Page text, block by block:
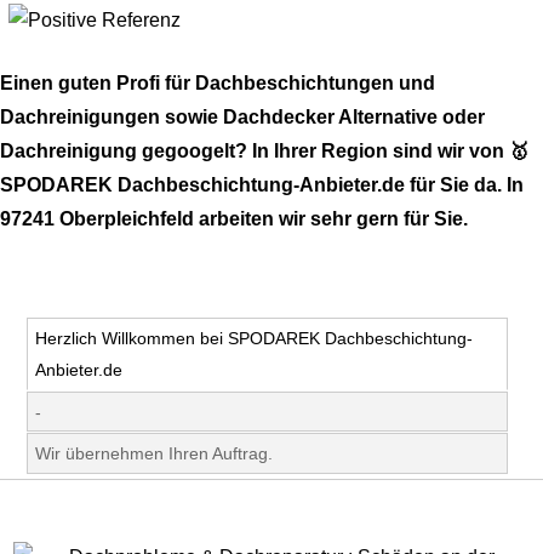
Einen guten Profi für Dachbeschichtungen und
Dachreinigungen sowie Dachdecker Alternative oder
Dachreinigung gegoogelt? In Ihrer Region sind wir von 🥇
SPODAREK Dachbeschichtung-Anbieter.de für Sie da. In
97241 Oberpleichfeld arbeiten wir sehr gern für Sie.
Herzlich Willkommen bei SPODAREK Dachbeschichtung-
Anbieter.de
-
Wir übernehmen Ihren Auftrag.